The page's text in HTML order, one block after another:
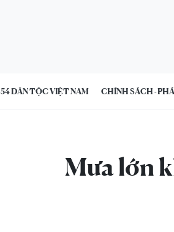
54 DÂN TỘC VIỆT NAM CHÍNH SÁCH -
Mưa lớn